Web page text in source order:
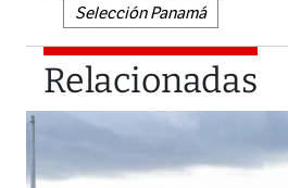
Selección Panamá
Relacionadas